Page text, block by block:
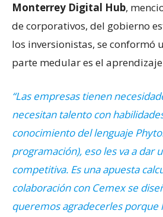
Monterrey Digital Hub,
de corporativos, del gobierno
los inversionistas, se conformó
parte medular es el
“Las empresas tienen
necesitan talento con
conocimiento del lenguaje
programación), eso les va a dar
competitiva. Es una apuesta
colaboración con Cemex se
queremos agradecerles porque